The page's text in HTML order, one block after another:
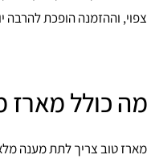
צפוי, וההזמנה הופכת להרבה
מה כולל מארז